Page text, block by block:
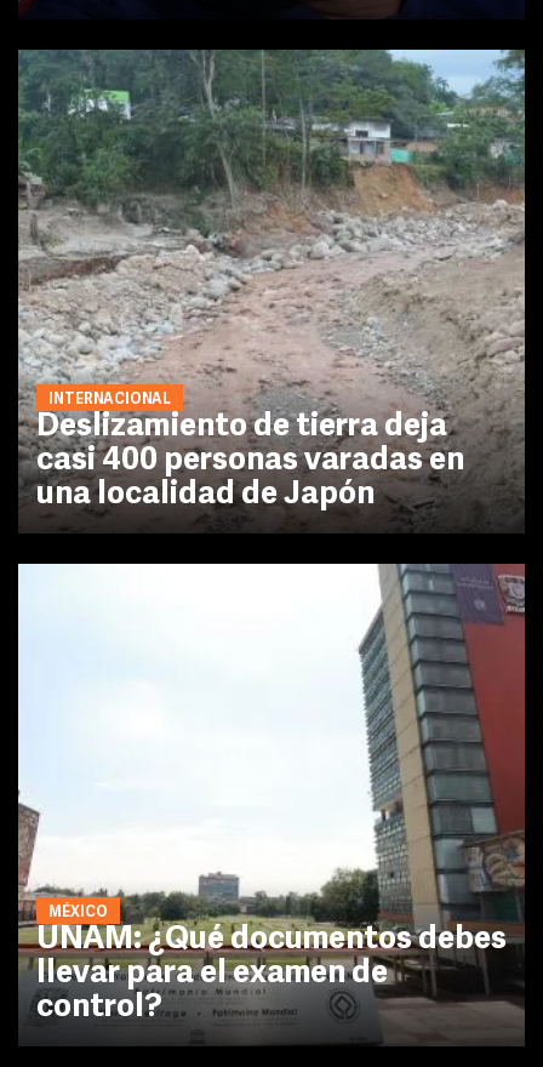
INTERNACIONAL
Deslizamiento de tierra deja
casi 400 personas varadas en
una localidad de Japón
MÉXICO
UNAM: ¿Qué documentos debes
llevar para el examen de
control?